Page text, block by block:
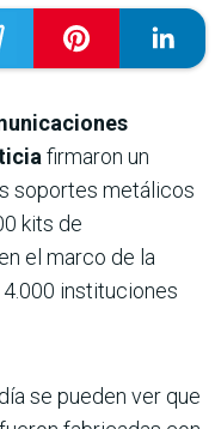
firmaron un
soportes metálicos
kits de
el marco de la
instituciones
se pueden ver que